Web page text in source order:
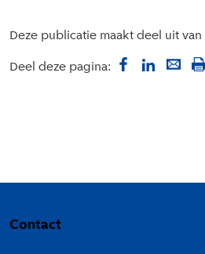
Deze publicatie maakt deel uit van
Deel deze pagina:
Contact